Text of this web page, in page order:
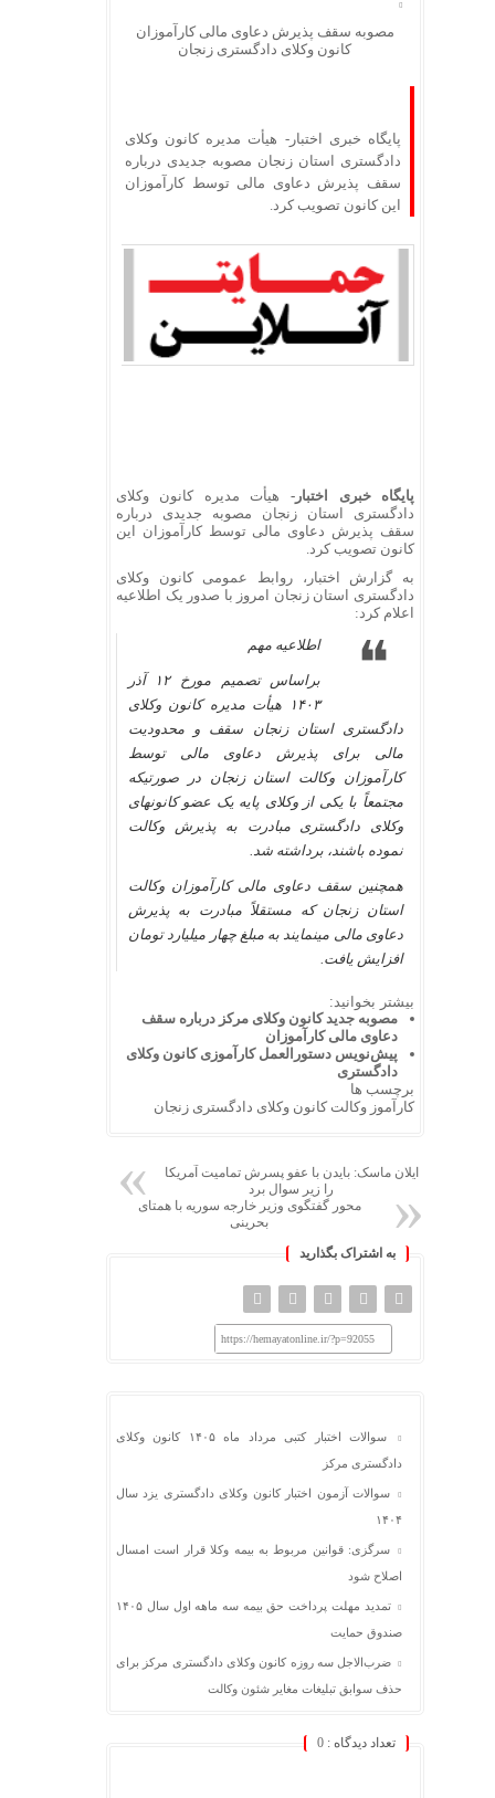
مصوبه سقف پذیرش دعاوی مالی کارآموزان
کانون وکلای دادگستری زنجان
پایگاه خبری اختبار- هیأت مدیره کانون وکلای
دادگستری استان زنجان مصوبه جدیدی درباره
سقف پذیرش دعاوی مالی توسط کارآموزان
این کانون تصویب کرد.
پایگاه خبری اختبار- هیأت مدیره کانون وکلای
دادگستری استان زنجان مصوبه جدیدی درباره
سقف پذیرش دعاوی مالی توسط کارآموزان این
کانون تصویب کرد.
به گزارش اختبار، روابط عمومی کانون وکلای
دادگستری استان زنجان امروز با صدور یک اطلاعیه
اعلام کرد:
اطلاعیه مهم
براساس تصمیم مورخ ۱۲ آذر
۱۴۰۳ هیأت مدیره کانون وکلای
دادگستری استان زنجان سقف و محدودیت
مالی برای پذیرش دعاوی مالی توسط
کارآموزان وکالت استان زنجان در صورتیکه
مجتمعاً با یکی از وکلای پایه یک عضو کانونهای
وکلای دادگستری مبادرت به پذیرش وکالت
نموده باشند، برداشته شد.
همچنین سقف دعاوی مالی کارآموزان وکالت
استان زنجان که مستقلاً مبادرت به پذیرش
دعاوی مالی مینمایند به مبلغ چهار میلیارد تومان
افزایش یافت.
بیشتر بخوانید:
مصوبه جدید کانون وکلای مرکز درباره سقف
دعاوی مالی کارآموزان
پیش‌نویس دستورالعمل کارآموزی کانون وکلای
دادگستری
برچسب ها
کارآموز وکالت کانون وکلای دادگستری زنجان
ایلان ماسک: بایدن با عفو پسرش تمامیت آمریکا
را زیر سوال برد
محور گفتگوی وزیر خارجه سوریه با همتای
بحرینی
به اشتراک بگذارید
https://hemayatonline.ir/?p=92055
سوالات اختبار کتبی مرداد ماه ۱۴۰۵ کانون وکلای
دادگستری مرکز
سوالات آزمون اختبار کانون وکلای دادگستری یزد سال
۱۴۰۴
سرگزی: قوانین مربوط به بیمه وکلا قرار است امسال
اصلاح شود
تمدید مهلت پرداخت حق بیمه سه ماهه اول سال ۱۴۰۵
صندوق حمایت
ضرب‌الاجل سه روزه کانون وکلای دادگستری مرکز برای
حذف سوابق تبلیغات مغایر شئون وکالت
تعداد دیدگاه : 0